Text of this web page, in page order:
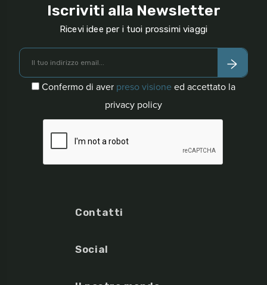
Iscriviti alla Newsletter
Ricevi idee per i tuoi prossimi viaggi
Confermo di aver preso visione ed accettato la
privacy policy
Contatti
Social